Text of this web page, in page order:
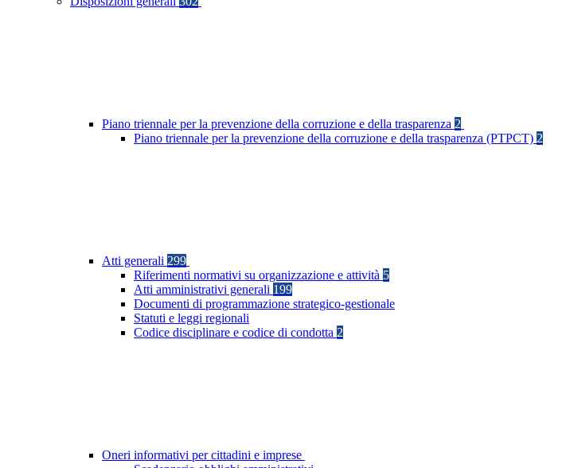
Piano triennale per la prevenzione della corruzione e della trasparenza 2
Piano triennale per la prevenzione della corruzione e della trasparenza (PTPCT) 2
Atti generali 299
Riferimenti normativi su organizzazione e attività 5
Atti amministrativi generali 199
Documenti di programmazione strategico-gestionale
Statuti e leggi regionali
Codice disciplinare e codice di condotta 2
Oneri informativi per cittadini e imprese